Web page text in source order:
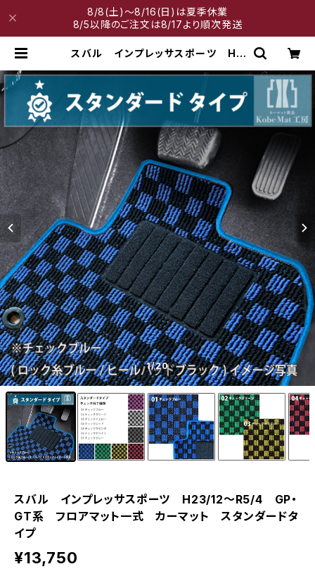
8/8(土)～8/16(日)は夏季休業
8/5以降のご注文は8/17より順次発送
スバル インプレッサスポーツ H2
ット一式 カーマット スタンダード
1/20
スバル インプレッサスポーツ H23/12〜R5/4 GP・
GT系 フロアマット一式 カーマット スタンダードタ
イプ
¥13,750